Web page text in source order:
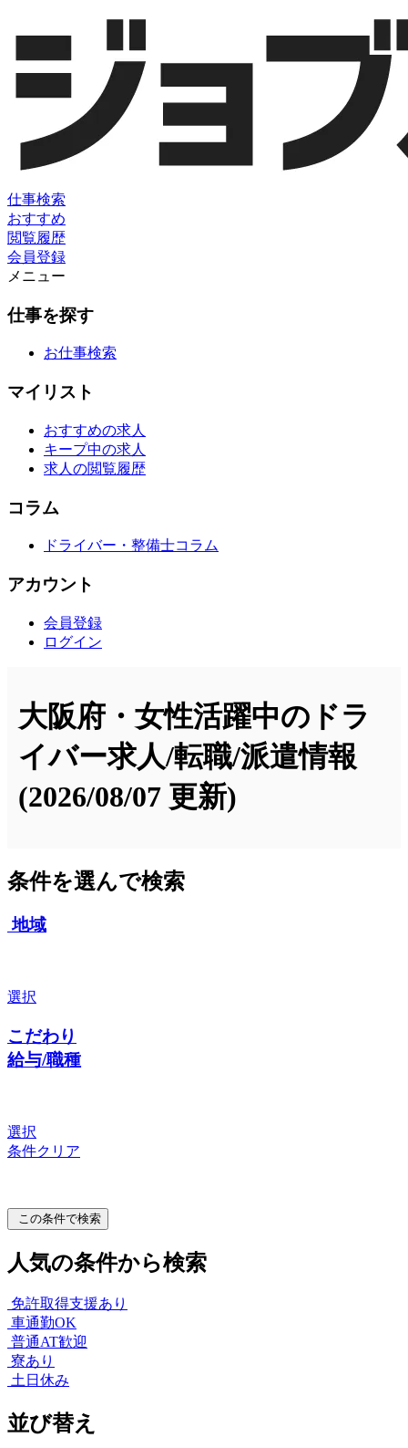
仕事検索
おすすめ
閲覧履歴
会員登録
メニュー
仕事を探す
お仕事検索
マイリスト
おすすめの求人
キープ中の求人
求人の閲覧履歴
コラム
ドライバー・整備士コラム
アカウント
会員登録
ログイン
大阪府・女性活躍中のドラ
イバー求人/転職/派遣情報
(2026/08/07 更新)
条件を選んで検索
地域
選択
こだわり
給与/職種
選択
条件クリア
この条件で検索
人気の条件から検索
免許取得支援あり
車通勤OK
普通AT歓迎
寮あり
土日休み
並び替え